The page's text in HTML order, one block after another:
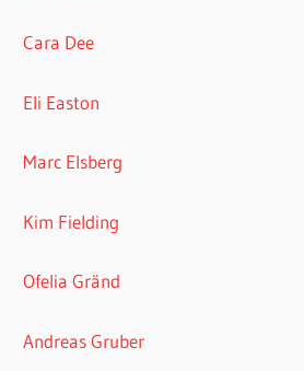
Cara Dee
Eli Easton
Marc Elsberg
Kim Fielding
Ofelia Gränd
Andreas Gruber